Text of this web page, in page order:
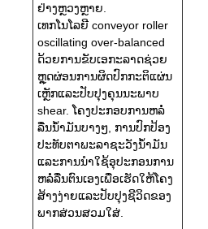
ຢ່າງຫຼວງຫຼາຍ.
ເທກໂນໂລຍີ conveyor roller
oscillating over-balanced
ດ້ວຍການຂັບເອກະລາດຊ່ວຍ
ຫຼຸດຜ່ອນການຜິດປົກກະຕິແຜ່ນ
ເຫຼັກແລະປັບປຸງຄຸນນະພາບ
shear. ໂຄງປະກອບການຫລໍ່
ລື່ນນ້ໍາມັນບາງໆ, ການປົກປ້ອງ
ປະທັບຕາພະລາຊະວັງນ້ໍາມັນ
ແລະການນໍາໃຊ້ອຸປະກອນການ
ຫລໍ່ລື່ນຕົນເອງເພື່ອເຮັດໃຫ້ໂຄງ
ສ້າງງ່າຍແລະປັບປຸງຊີວິດຂອງ
ພາກສ່ວນສວມໃສ່.